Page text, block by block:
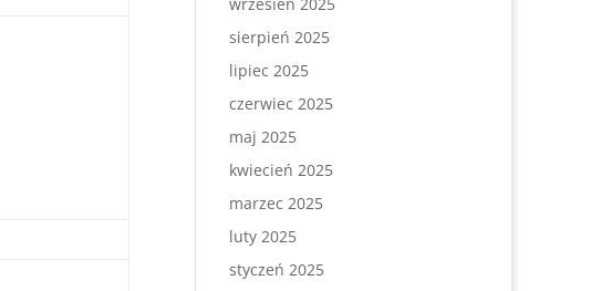
sierpień 2025
lipiec 2025
czerwiec 2025
maj 2025
kwiecień 2025
marzec 2025
luty 2025
styczeń 2025